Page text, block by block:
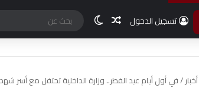
تسجيل الدخول مقال عشوائي
الوضع المظلم
أخبار/في أول أيام عيد الفطر.. وزارة الداخلية تحتفل مع أسر